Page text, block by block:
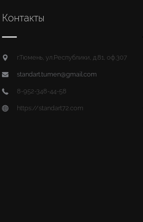
Контакты
г.Тюмень, ул.Республики, д.81, оф.307
standart.tumen@gmail.com
8-952-348-44-58
https://standart72.com